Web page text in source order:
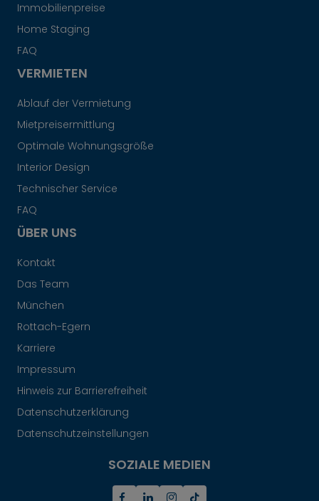
Immobilienpreise
Home Staging
FAQ
VERMIETEN
Ablauf der Vermietung
Mietpreisermittlung
Optimale Wohnungsgröße
Interior Design
Technischer Service
FAQ
ÜBER UNS
Kontakt
Das Team
München
Rottach-Egern
Karriere
Impressum
Hinweis zur Barrierefreiheit
Datenschutzerklärung
Datenschutzeinstellungen
SOZIALE MEDIEN